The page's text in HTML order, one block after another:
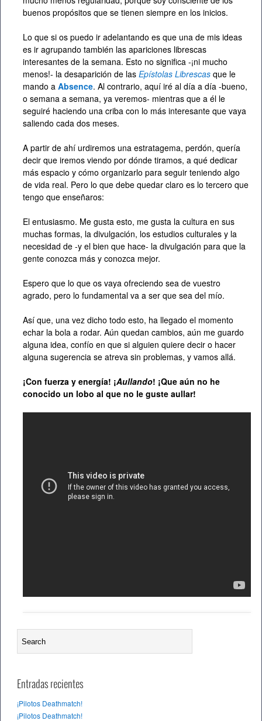
buenos propósitos que se tienen siempre en los inicios.
Lo que si os puedo ir adelantando es que una de mis ideas
es ir agrupando también las apariciones librescas
interesantes de la semana. Esto no significa -¡ni mucho
menos!- la desaparición de las Epístolas Librescas que le
mando a Absence. Al contrario, aquí iré al día a día -bueno,
o semana a semana, ya veremos- mientras que a él le
seguiré haciendo una criba con lo más interesante que vaya
saliendo cada dos meses.
A partir de ahí urdiremos una estratagema, perdón, quería
decir que iremos viendo por dónde tiramos, a qué dedicar
más espacio y cómo organizarlo para seguir teniendo algo
de vida real. Pero lo que debe quedar claro es lo tercero que
tengo que enseñaros:
El entusiasmo. Me gusta esto, me gusta la cultura en sus
muchas formas, la divulgación, los estudios culturales y la
necesidad de -y el bien que hace- la divulgación para que la
gente conozca más y conozca mejor.
Espero que lo que os vaya ofreciendo sea de vuestro
agrado, pero lo fundamental va a ser que sea del mío.
Así que, una vez dicho todo esto, ha llegado el momento
echar la bola a rodar. Aún quedan cambios, aún me guardo
alguna idea, confío en que si alguien quiere decir o hacer
alguna sugerencia se atreva sin problemas, y vamos allá.
¡Con fuerza y energía! ¡Aullando! ¡Que aún no he
conocido un lobo al que no le guste aullar!
Entradas recientes
¡Pilotos Deathmatch!
¡Pilotos Deathmatch!